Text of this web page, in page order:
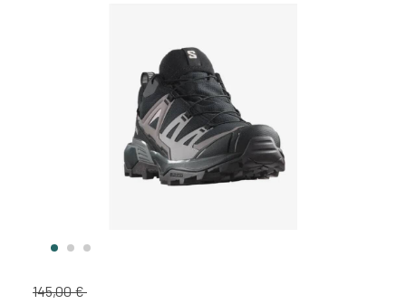
145,00 €